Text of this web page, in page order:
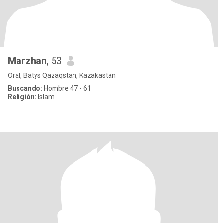
Marzhan, 53
Oral, Batys Qazaqstan, Kazakastan
Buscando: Hombre 47 - 61
Religión: Islam